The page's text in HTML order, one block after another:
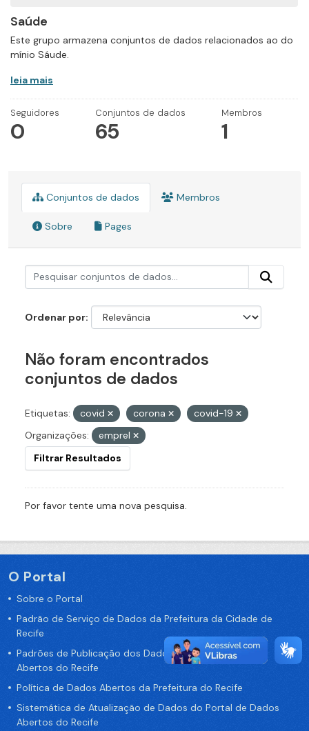
Saúde
Este grupo armazena conjuntos de dados relacionados ao do
mínio Sáude.
leia mais
Seguidores
0
Conjuntos de dados
65
Membros
1
Conjuntos de dados Membros
Sobre Pages
Ordenar por
Não foram encontrados
conjuntos de dados
Etiquetas: covid corona
covid-19
Organizações:
emprel
Filtrar Resultados
Por favor tente uma nova pesquisa.
O Portal
Sobre o Portal
Padrão de Serviço de Dados da Prefeitura da Cidade de
Recife
Padrões de Publicação dos Dados no Portal de Dados
Abertos do Recife
Política de Dados Abertos da Prefeitura do Recife
Sistemática de Atualização de Dados do Portal de Dados
Abertos do Recife